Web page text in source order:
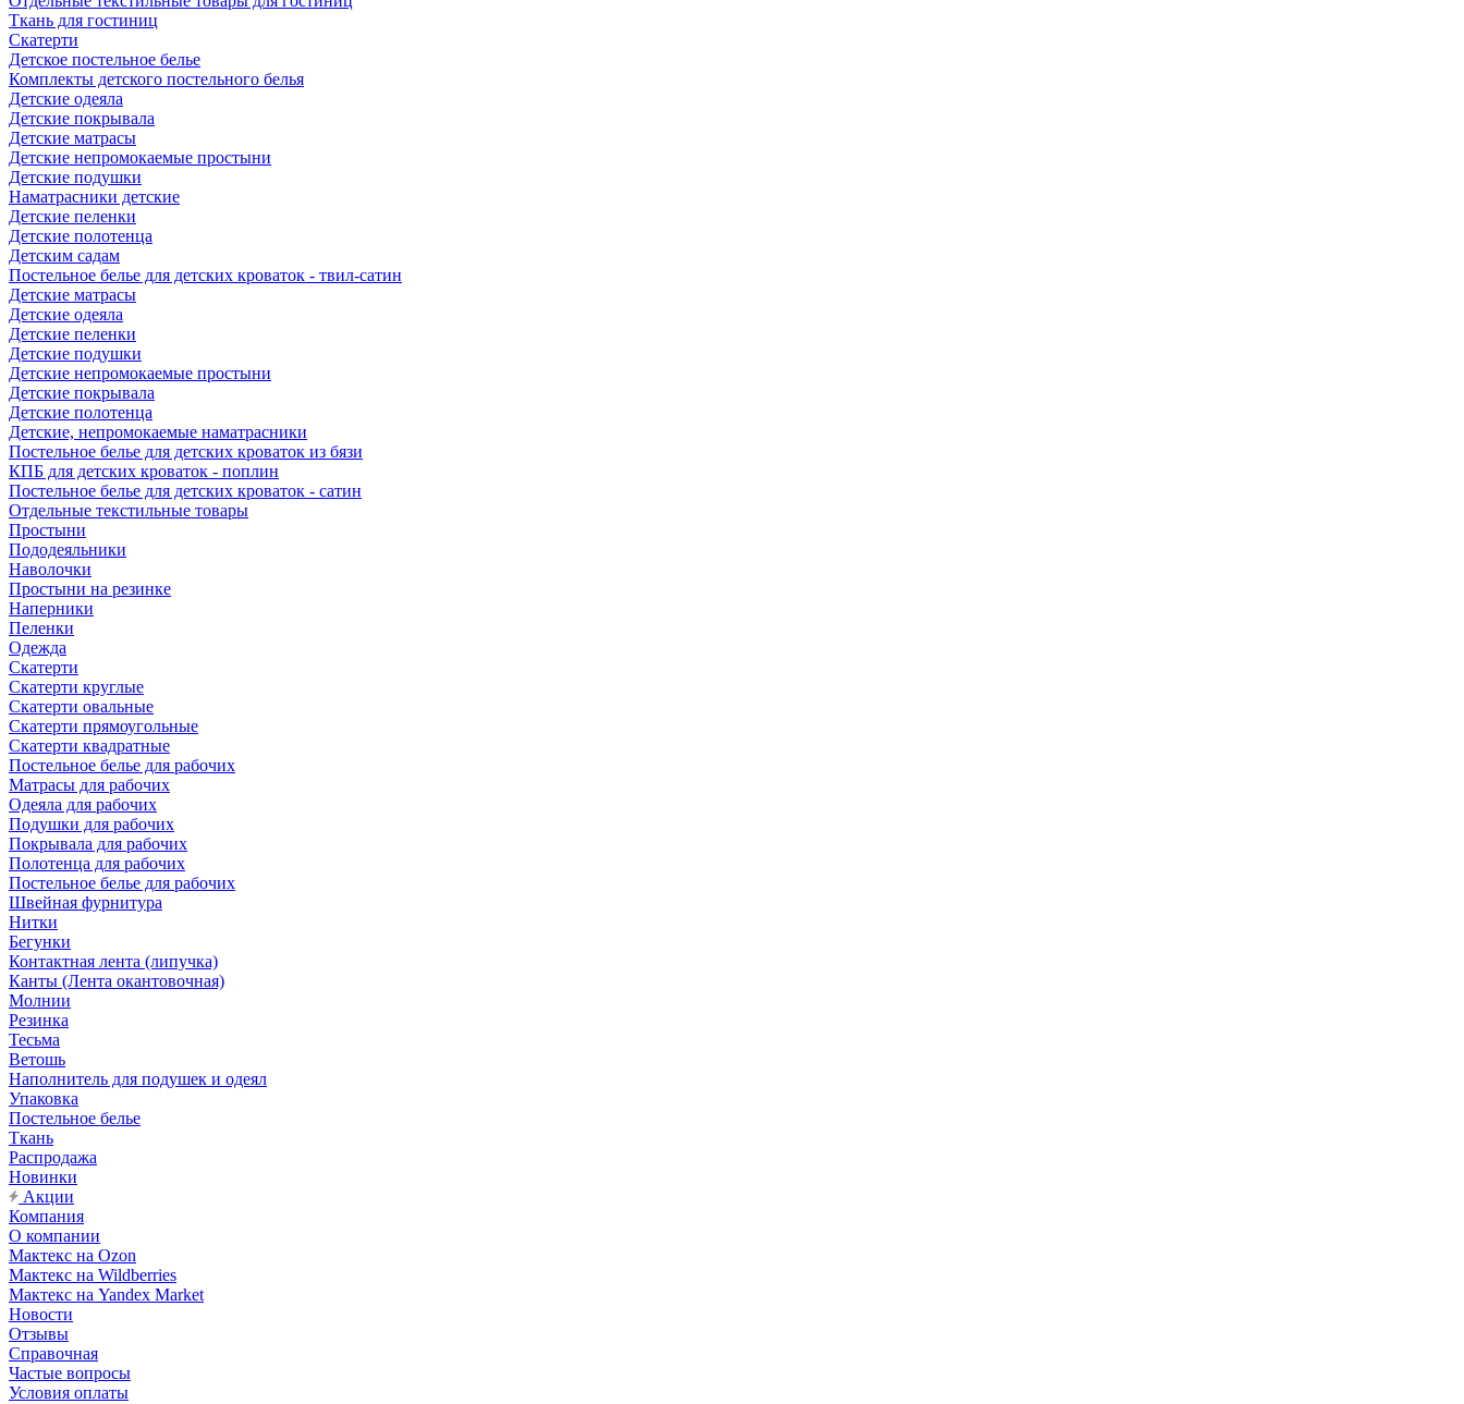
Ткань для гостиниц
Скатерти
Детское постельное белье
Комплекты детского постельного белья
Детские одеяла
Детские покрывала
Детские матрасы
Детские непромокаемые простыни
Детские подушки
Наматрасники детские
Детские пеленки
Детские полотенца
Детским садам
Постельное белье для детских кроваток - твил-сатин
Детские матрасы
Детские одеяла
Детские пеленки
Детские подушки
Детские непромокаемые простыни
Детские покрывала
Детские полотенца
Детские, непромокаемые наматрасники
Постельное белье для детских кроваток из бязи
КПБ для детских кроваток - поплин
Постельное белье для детских кроваток - сатин
Отдельные текстильные товары
Простыни
Пододеяльники
Наволочки
Простыни на резинке
Наперники
Пеленки
Одежда
Скатерти
Скатерти круглые
Скатерти овальные
Скатерти прямоугольные
Скатерти квадратные
Постельное белье для рабочих
Матрасы для рабочих
Одеяла для рабочих
Подушки для рабочих
Покрывала для рабочих
Полотенца для рабочих
Постельное белье для рабочих
Швейная фурнитура
Нитки
Бегунки
Контактная лента (липучка)
Канты (Лента окантовочная)
Молнии
Резинка
Тесьма
Ветошь
Наполнитель для подушек и одеял
Упаковка
Постельное белье
Ткань
Распродажа
Новинки
Акции
Компания
О компании
Мактекс на Ozon
Мактекс на Wildberries
Мактекс на Yandex Market
Новости
Отзывы
Справочная
Частые вопросы
Условия оплаты